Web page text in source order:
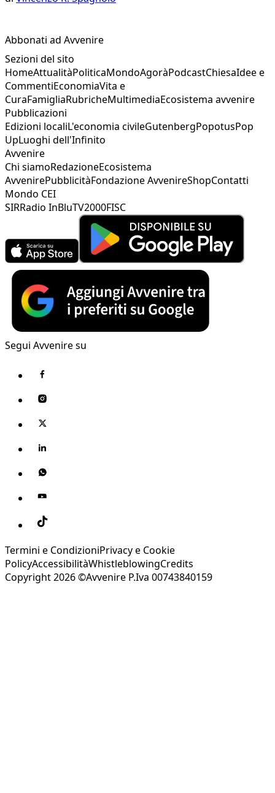
Abbonati ad Avvenire
Sezioni del sito
HomeAttualitàPoliticaMondoAgoràPodcastChiesaIdee e
CommentiEconomiaVita e
CuraFamigliaRubricheMultimediaEcosistema avvenire
Pubblicazioni
Edizioni localiL'economia civileGutenbergPopotusPop
UpLuoghi dell'Infinito
Avvenire
Chi siamoRedazioneEcosistema
AvvenirePubblicitàFondazione AvvenireShopContatti
Mondo CEI
SIRRadio InBluTV2000FISC
Segui Avvenire su
Termini e CondizioniPrivacy e Cookie
PolicyAccessibilitàWhistleblowingCredits
Copyright 2026 ©Avvenire P.Iva 00743840159